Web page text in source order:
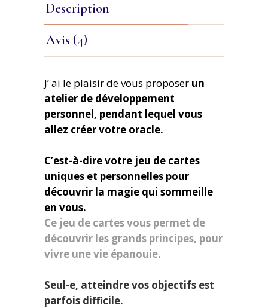
Description
Avis (4)
J’ ai le plaisir de vous proposer un
atelier de développement
personnel, pendant lequel vous
allez créer votre oracle.
C’est-à-dire votre jeu de cartes
uniques et personnelles pour
découvrir la magie qui sommeille
en vous.
Ce jeu de cartes vous permet de
découvrir les grands principes, pour
vivre une vie épanouie.
Seul-e, atteindre vos objectifs est
parfois difficile.